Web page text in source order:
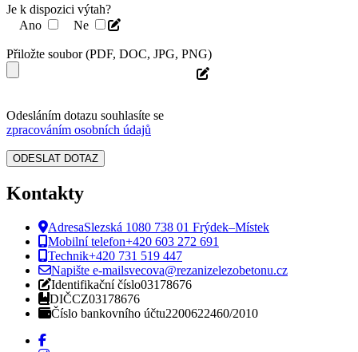
Je k dispozici výtah?
Ano
Ne
Přiložte soubor (PDF, DOC, JPG, PNG)
Odesláním dotazu souhlasíte se
zpracováním osobních údajů
Kontakty
AdresaSlezská 1080 738 01 Frýdek–Místek
Mobilní telefon+420 603 272 691
Technik+420 731 519 447
Napište e-mailsvecova@rezanizelezobetonu.cz
Identifikační číslo03178676
DIČCZ03178676
Číslo bankovního účtu2200622460/2010